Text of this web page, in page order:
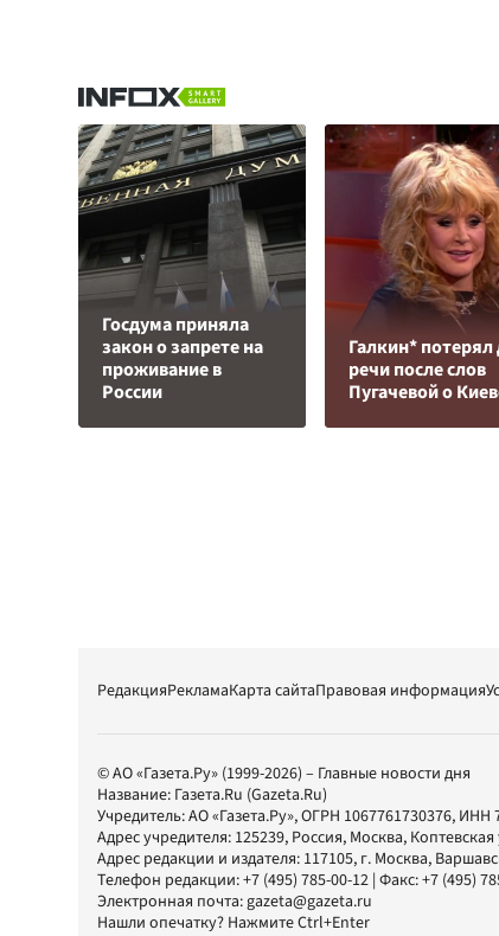
Госдума приняла
закон о запрете на
проживание в
России
Галкин* потерял
речи после слов
Пугачевой о
РедакцияРекламаКарта сайтаПравовая информация
© АО «Газета.Ру» (1999-2026) – Главные новости дня
Название: Газета.Ru (Gazeta.Ru)
Учредитель:АО «Газета.Ру», ОГРН 1067761730376, ИНН
Адрес учредителя: 125239, Россия, Москва,
Адрес редакции и издателя: 117105, г. Москва,
Телефон редакции:+7 (495) 785-00-12 | Факс:+7 (495)
Электронная почта:gazeta@gazeta.ru
Нашли опечатку? Нажмите Ctrl+Enter